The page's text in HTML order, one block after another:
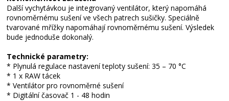
Další vychytávkou je integrovaný ventilátor, který napomáhá
rovnoměrnému sušení ve všech patrech sušičky. Speciálně
tvarované mřížky napomáhají rovnoměrnému sušení. Výsledek
bude jednoduše dokonalý.
Technické parametry:
* Plynulá regulace nastavení teploty sušení: 35 – 70 °C
* 1 x RAW tácek
* Ventilátor pro rovnoměrné sušení
* Digitální časovač 1 - 48 hodin